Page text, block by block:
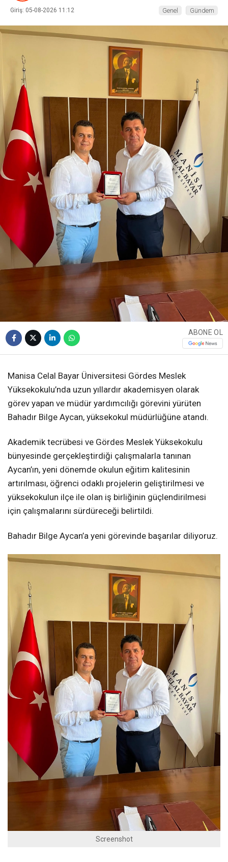
Giriş: 05-08-2026 11:12 Genel Gündem
ABONE OL
Manisa Celal Bayar Üniversitesi Gördes Meslek
Yüksekokulu’nda uzun yıllardır akademisyen olarak
görev yapan ve müdür yardımcılığı görevini yürüten
Bahadır Bilge Aycan, yüksekokul müdürlüğüne atandı.
Akademik tecrübesi ve Gördes Meslek Yüksekokulu
bünyesinde gerçekleştirdiği çalışmalarla tanınan
Aycan’ın, yeni dönemde okulun eğitim kalitesinin
artırılması, öğrenci odaklı projelerin geliştirilmesi ve
yüksekokulun ilçe ile olan iş birliğinin güçlendirilmesi
için çalışmalarını sürdüreceği belirtildi.
Bahadır Bilge Aycan’a yeni görevinde başarılar diliyoruz.
Screenshot